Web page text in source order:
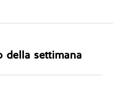
della settimana